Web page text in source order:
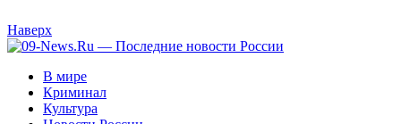
Наверх
В мире
Криминал
Культура